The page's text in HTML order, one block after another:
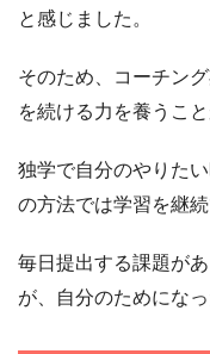
と感じました。
そのため、コーチン
を続ける力を養うこと
独学で自分のやりた
の方法では学習を継
毎日提出する課題が
が、自分のためになっ